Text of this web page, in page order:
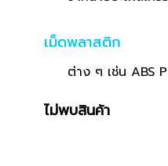
เม็ดพลาสติก
ต่าง ๆ เช่น ABS
ไม่พบสินค้า